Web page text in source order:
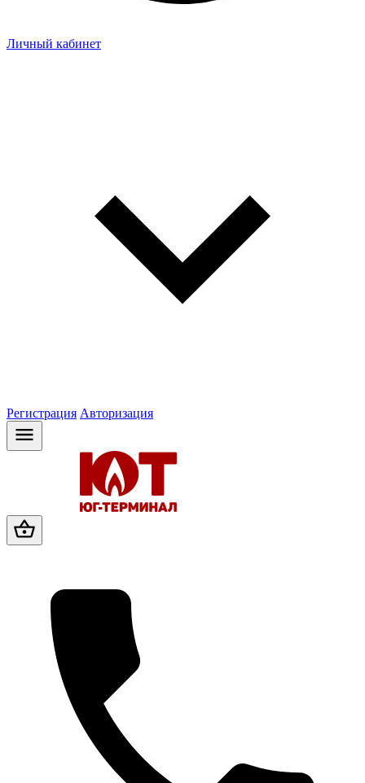
Личный кабинет
Регистрация Авторизация